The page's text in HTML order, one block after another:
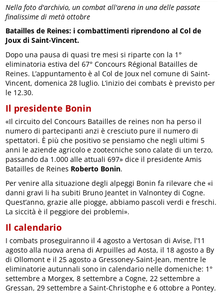
Nella foto d'archivio, un combat all'arena in una delle passate
finalissime di metà ottobre
Batailles de Reines: i combattimenti riprendono al Col de
Joux di Saint-Vincent.
Dopo una pausa di quasi tre mesi si riparte con la 1°
eliminatoria estiva del 67° Concours Régional Batailles de
Reines. L’appuntamento è al Col de Joux nel comune di Saint-
Vincent, domenica 28 luglio. L’inizio dei combats è previsto per
le 12.30.
Il presidente Bonin
«Il circuito del Concours Batailles de reines non ha perso il
numero di partecipanti anzi è cresciuto pure il numero di
spettatori. È più che positivo se pensiamo che negli ultimi 5
anni le aziende agricolo e zootecniche sono calate di un terzo,
passando da 1.000 alle attuali 697» dice il presidente Amis
Batailles de Reines Roberto Bonin.
Per venire alla situazione degli alpeggi Bonin fa rilevare che «i
danni gravi li ha subiti Bruno Jeantet in Valnontey di Cogne.
Quest’anno, grazie alle piogge, abbiamo pascoli verdi e freschi.
La siccità è il peggiore dei problemi».
Il calendario
I combats proseguiranno il 4 agosto a Vertosan di Avise, l’11
agosto alla nuova arena di Arpuilles ad Aosta, il 18 agosto a By
di Ollomont e il 25 agosto a Gressoney-Saint-Jean, mentre le
eliminatorie autunnali sono in calendario nelle domeniche: 1°
settembre a Morgex, 8 settembre a Cogne, 22 settembre a
Gressan, 29 settembre a Saint-Christophe e 6 ottobre a Pontey.